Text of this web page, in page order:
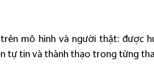
mô hình và người thật: được
tự tin và thành thạo trong từng